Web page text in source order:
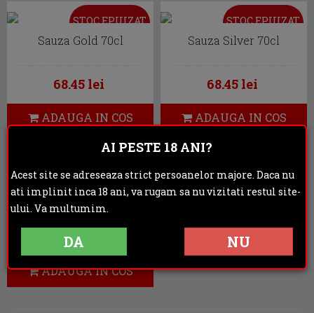
STOC EPUIZAT
Sauza Gold 70cl
68.45 lei
ADAUGA IN COS
STOC EPUIZAT
Sauza Silver 70cl
68.45 lei
ADAUGA IN COS
Sauza 901 70cl
144.50 lei
ADAUGA IN COS
AI PESTE 18 ANI?
Acest site se adreseaza strict persoanelor majore. Daca nu
ati implinit inca 18 ani, va rugam sa nu vizitati restul site-
ului. Va multumim.
DA NU